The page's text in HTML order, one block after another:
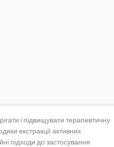
і підвищувати терапевтичну
екстракції активних
підходи до застосування